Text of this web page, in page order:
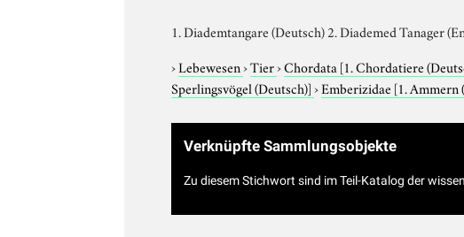
1. Diademtangare (Deutsch) 2. Diademed Tanager
›Lebewesen›Tier›Chordata [1. Chordatiere
Sperlingsvögel (Deutsch)]›Emberizidae [1. Ammern
Verknüpfte Sammlungsobjekte
Zu diesem Stichwort sind im Teil-Katalog der